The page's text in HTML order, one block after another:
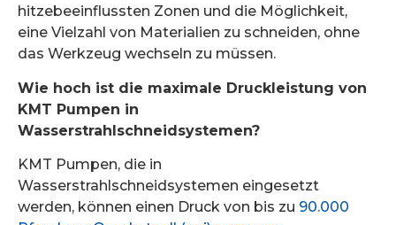
hitzebeeinflussten Zonen und die Möglichkeit,
eine Vielzahl von Materialien zu schneiden, ohne
das Werkzeug wechseln zu müssen.
Wie hoch ist die maximale Druckleistung von
KMT Pumpen in
Wasserstrahlschneidsystemen?
KMT Pumpen, die in
Wasserstrahlschneidsystemen eingesetzt
werden, können einen Druck von bis zu 90.000